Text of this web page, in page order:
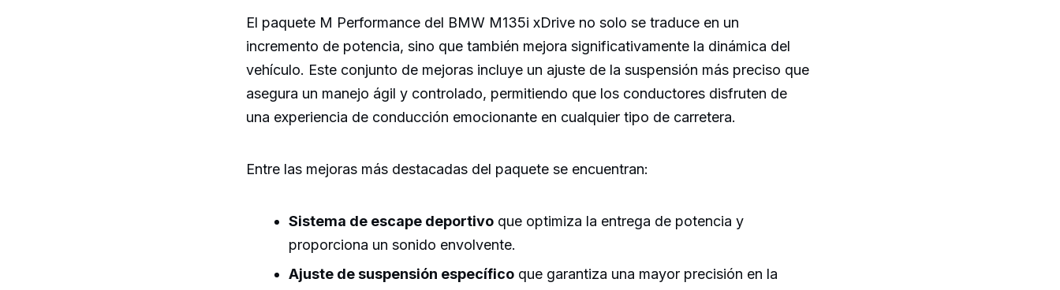
El paquete M Performance del BMW M135i xDrive no solo se traduce en un
incremento de potencia, sino que también mejora significativamente la dinámica del
vehículo. Este conjunto de mejoras incluye un ajuste de la suspensión más preciso que
asegura un manejo ágil y controlado, permitiendo que los conductores disfruten de
una experiencia de conducción emocionante en cualquier tipo de carretera.
Entre las mejoras más destacadas del paquete se encuentran:
Sistema de escape deportivo que optimiza la entrega de potencia y
proporciona un sonido envolvente.
Ajuste de suspensión específico que garantiza una mayor precisión en la